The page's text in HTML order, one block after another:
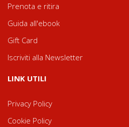
Prenota e ritira
Guida all'ebook
Gift Card
Iscriviti alla Newsletter
LINK UTILI
Privacy Policy
Cookie Policy